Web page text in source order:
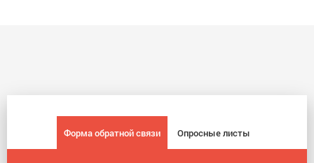
Форма обратной связи Опросные листы